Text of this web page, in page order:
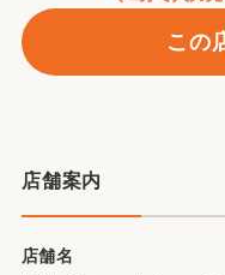
当店では新型コロナ
この
店舗案内
店舗名